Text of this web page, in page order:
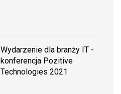
Wydarzenie dla branży IT -
konferencja Pozitive
Technologies 2021